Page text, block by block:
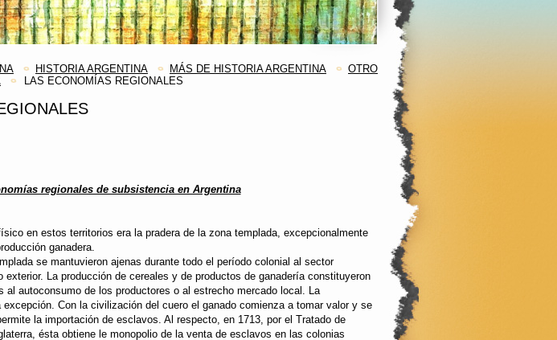
HISTORIA ARGENTINA MÁS DE HISTORIA ARGENTINA
OTRO
LAS ECONOMÍAS REGIONALES
regionales de subsistencia en Argentina
en estos territorios era la pradera de la zona templada, excepcionalmente
ganadera.
se mantuvieron ajenas durante todo el período colonial al sector
La producción de cereales y de productos de ganadería constituyeron
al autoconsumo de los productores o al estrecho mercado local. La
Con la civilización del cuero el ganado comienza a tomar valor y se
la importación de esclavos. Al respecto, en 1713, por el Tratado de
ésta obtiene le monopolio de la venta de esclavos en las colonias